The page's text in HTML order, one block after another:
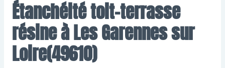
Étanchéité toit-terrasse
résine à Les Garennes sur
Loire(49610)